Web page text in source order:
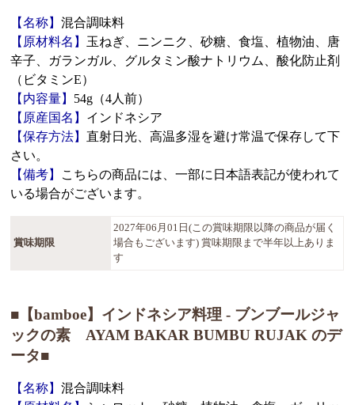
【名称】混合調味料
【原材料名】 玉ねぎ、ニンニク、砂糖、食塩、植物油、唐
辛子、ガランガル、グルタミン酸ナトリウム、酸化防止剤
（ビタミンE）
【内容量】 54g（4人前）
【原産国名】 インドネシア
【保存方法】直射日光、高温多湿を避け常温で保存して下
さい。
【備考】 こちらの商品には、一部に日本語表記が使われて
いる場合がございます。
賞味期限
2027年06月01日(この賞味期限以降の商品が届く
場合もございます) 賞味期限まで半年以上ありま
す
■【bamboe】インドネシア料理 - ブンブールジャ
ックの素 AYAM BAKAR BUMBU RUJAK のデ
ータ■
【名称】混合調味料